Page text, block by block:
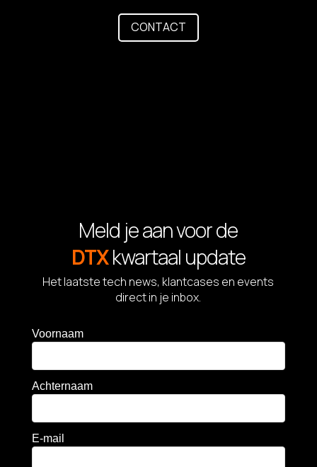
CONTACT
Meld je aan voor de
DTXkwartaal update
Het laatste tech news, klantcases en events
direct in je inbox.
Voornaam
Achternaam
E-mail